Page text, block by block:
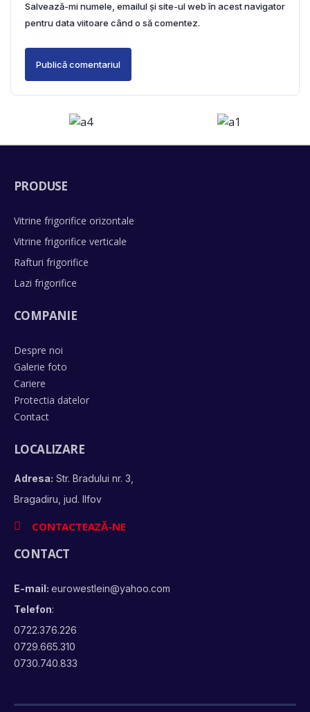
Salvează-mi numele, emailul și site-ul web în acest navigator
pentru data viitoare când o să comentez.
PRODUSE
Vitrine frigorifice orizontale
Vitrine frigorifice verticale
Rafturi frigorifice
Lazi frigorifice
COMPANIE
Despre noi
Galerie foto
Cariere
Protectia datelor
Contact
LOCALIZARE
Adresa: Str. Bradului nr. 3,
Bragadiru, jud. Ilfov
CONTACTEAZĂ-NE
CONTACT
E-mail: eurowestlein@yahoo.com
Telefon:
0722.376.226
0729.665.310
0730.740.833